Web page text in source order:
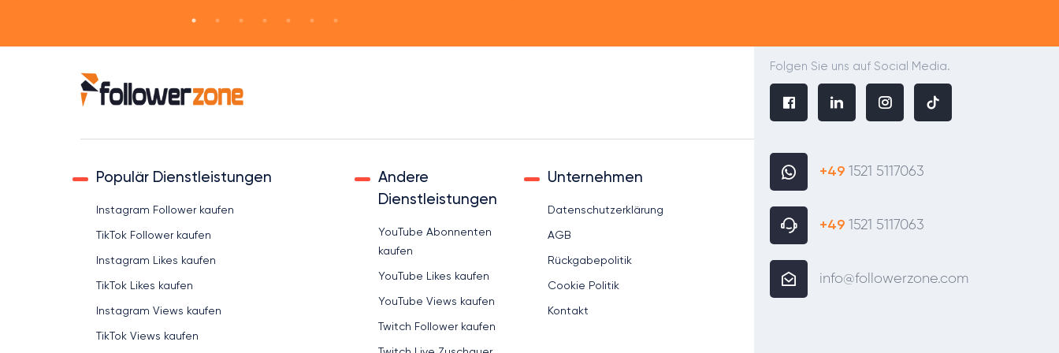
Populär Dienstleistungen
Instagram Follower kaufen
TikTok Follower kaufen
Instagram Likes kaufen
TikTok Likes kaufen
Instagram Views kaufen
TikTok Views kaufen
Andere
Dienstleistungen
YouTube Abonnenten
kaufen
YouTube Likes kaufen
YouTube Views kaufen
Twitch Follower kaufen
Unternehmen
Datenschutzerklärung
AGB
Rückgabepolitik
Cookie Politik
Kontakt
Folgen Sie uns auf Social Media.
+49 1521 5117063
+49 1521 5117063
info@followerzone.com